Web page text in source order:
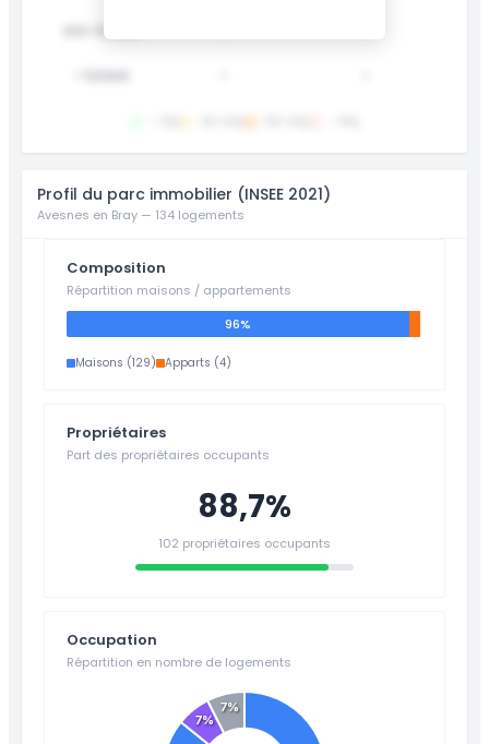
300-500k€
Profil du parc immobilier (INSEE 2021)
Avesnes en Bray — 134 logements
Composition
Répartition maisons / appartements
96%
Maisons (129) Apparts (4)
Propriétaires
Part des propriétaires occupants
88,7%
102 propriétaires occupants
Occupation
Répartition en nombre de logements
7%
7%